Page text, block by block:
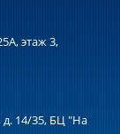
этаж 3,
14/35, БЦ "На